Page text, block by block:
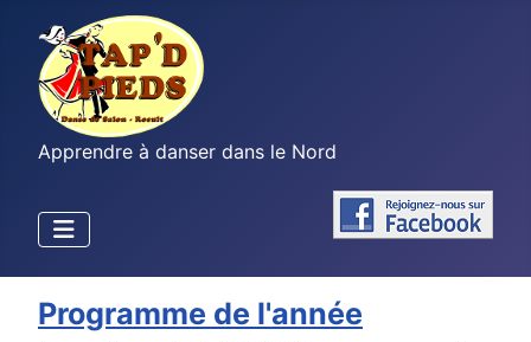
Apprendre à danser dans le Nord
Programme de l'année